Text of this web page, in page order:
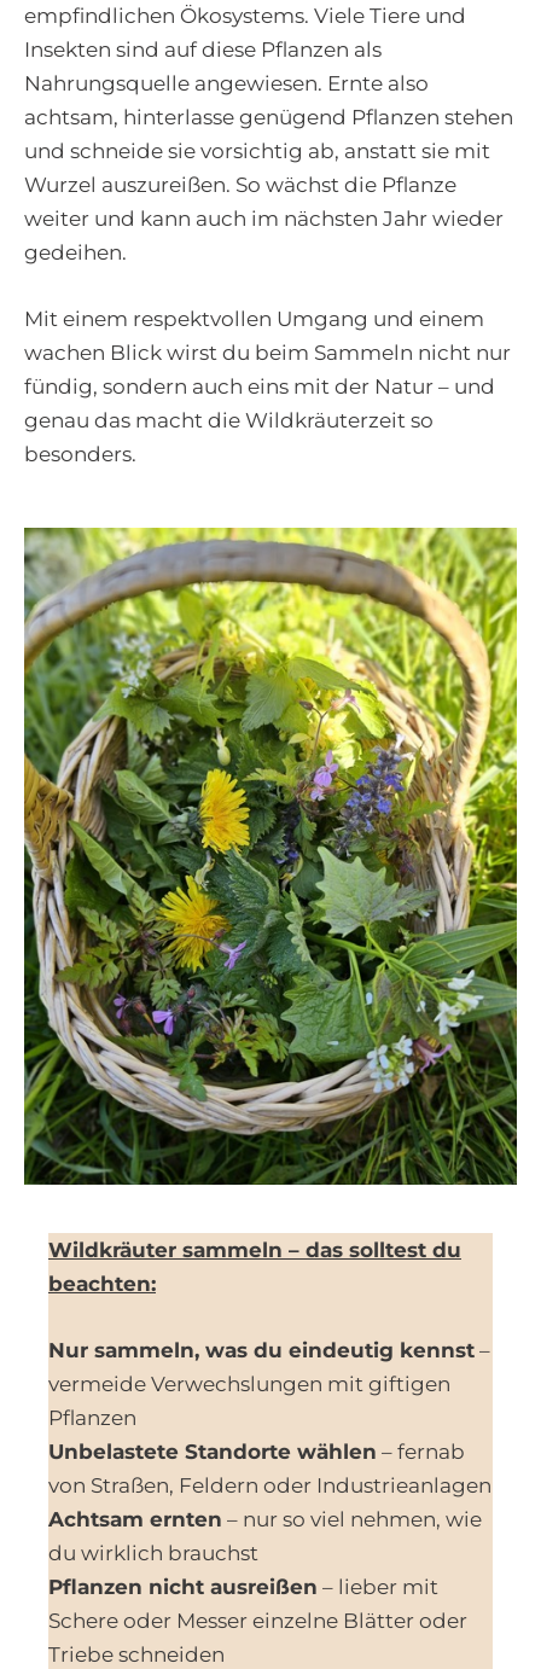
empfindlichen Ökosystems. Viele Tiere und
Insekten sind auf diese Pflanzen als
Nahrungsquelle angewiesen. Ernte also
achtsam, hinterlasse genügend Pflanzen stehen
und schneide sie vorsichtig ab, anstatt sie mit
Wurzel auszureißen. So wächst die Pflanze
weiter und kann auch im nächsten Jahr wieder
gedeihen.
Mit einem respektvollen Umgang und einem
wachen Blick wirst du beim Sammeln nicht nur
fündig, sondern auch eins mit der Natur – und
genau das macht die Wildkräuterzeit so
besonders.
Wildkräuter sammeln – das solltest du
beachten:
Nur sammeln, was du eindeutig kennst –
vermeide Verwechslungen mit giftigen
Pflanzen
Unbelastete Standorte wählen – fernab
von Straßen, Feldern oder Industrieanlagen
Achtsam ernten – nur so viel nehmen, wie
du wirklich brauchst
Pflanzen nicht ausreißen – lieber mit
Schere oder Messer einzelne Blätter oder
Triebe schneiden